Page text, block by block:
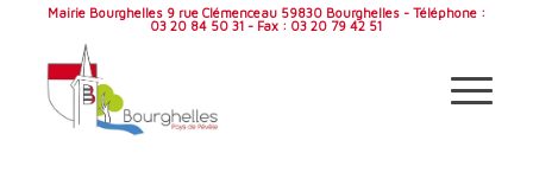
Mairie Bourghelles 9 rue Clémenceau 59830 Bourghelles - Téléphone :
03 20 84 50 31 - Fax : 03 20 79 42 51